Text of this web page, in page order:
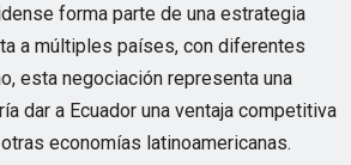
forma parte de una estrategia
a múltiples países, con diferentes
esta negociación representa una
dar a Ecuador una ventaja competitiva
economías latinoamericanas.